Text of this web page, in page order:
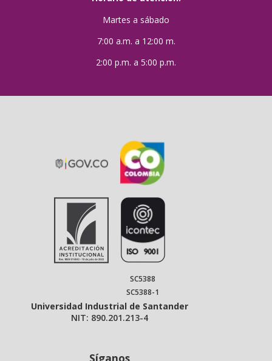
Martes a sábado
7:00 a.m. a 12:00 m.
2:00 p.m. a 5:00 p.m.